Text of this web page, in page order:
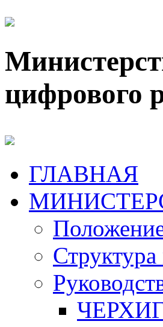
цифрового
ГЛАВНАЯ